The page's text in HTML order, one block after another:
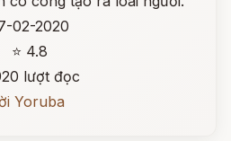
02-2020
⭐ 4.8
lượt đọc
Yoruba